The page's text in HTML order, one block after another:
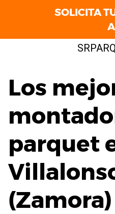
Los
parquet
(Zamora)
SOLICITA